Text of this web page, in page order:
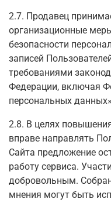
2.7. Продавец
организационные
безопасности
записей
требованиями
Федерации, включая
персональных
2.8. В целях
вправе направлять
Сайта предложение
работу сервиса.
добровольным.
мнения могут быть